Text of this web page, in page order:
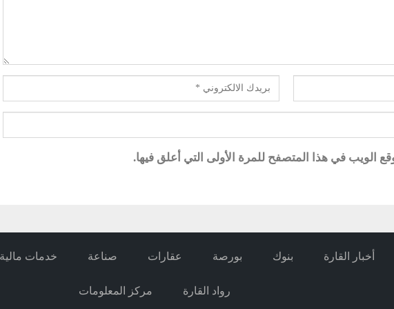
الويب في هذا المتصفح للمرة الأولى التي أعلق فيها.
أخبار القارة بنوك بورصة عقارات صناعة خدمات مالية
رواد القارة مركز المعلومات